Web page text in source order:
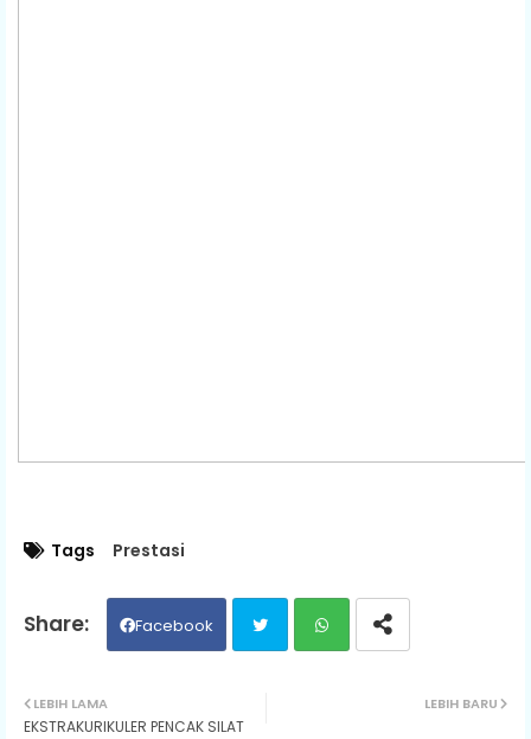
Tags Prestasi
Facebook
LEBIH BARU
LEBIH LAMA
EKSTRAKURIKULER PENCAK SILAT